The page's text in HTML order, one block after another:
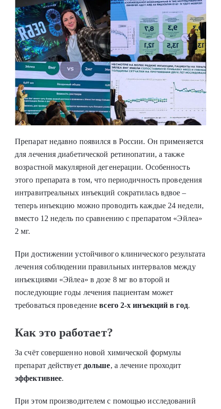
Препарат недавно появился в России. Он применяется
для лечения диабетической ретинопатии, а также
возрастной макулярной дегенерации. Особенность
этого препарата в том, что периодичность проведения
интравитреальных инъекций сократилась вдвое –
теперь инъекцию можно проводить каждые 24 недели,
вместо 12 недель по сравнению с препаратом «Эйлеа»‎
2 мг.
При достижении устойчивого клинического результата
лечения соблюдении правильных интервалов между
инъекциями «Эйлеа» в дозе 8 мг во второй и
последующие годы лечения пациентам может
требоваться проведениевсего 2-х инъекций в год.
Как это работает?
За счёт совершенно новой химической формулы
препарат действует дольше, а лечение проходит
эффективнее.
При этом производителем с помощью исследований